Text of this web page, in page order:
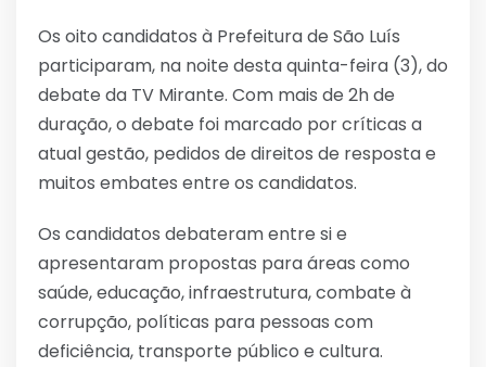
Os oito candidatos à Prefeitura de São Luís
participaram, na noite desta quinta-feira (3), do
debate da TV Mirante. Com mais de 2h de
duração, o debate foi marcado por críticas a
atual gestão, pedidos de direitos de resposta e
muitos embates entre os candidatos.
Os candidatos debateram entre si e
apresentaram propostas para áreas como
saúde, educação, infraestrutura, combate à
corrupção, políticas para pessoas com
deficiência, transporte público e cultura.